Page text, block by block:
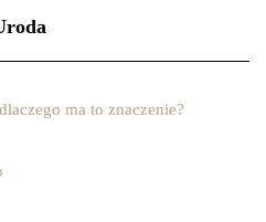
ma to znaczenie?